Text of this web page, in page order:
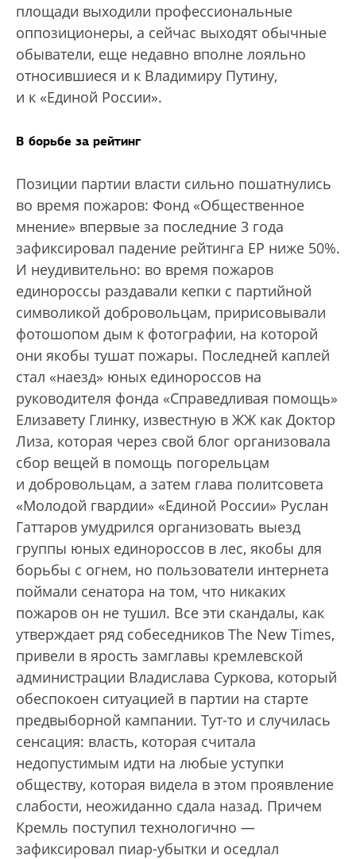
площади выходили профессиональные
оппозиционеры, а сейчас выходят обычные
обыватели, еще недавно вполне лояльно
относившиеся и к Владимиру Путину,
и к «Единой России».
В борьбе за рейтинг
Позиции партии власти сильно пошатнулись
во время пожаров: Фонд «Общественное
мнение» впервые за последние 3 года
зафиксировал падение рейтинга ЕР ниже 50%.
И неудивительно: во время пожаров
единороссы раздавали кепки с партийной
символикой добровольцам, пририсовывали
фотошопом дым к фотографии, на которой
они якобы тушат пожары. Последней каплей
стал «наезд» юных единороссов на
руководителя фонда «Справедливая помощь»
Елизавету Глинку, известную в ЖЖ как Доктор
Лиза, которая через свой блог организовала
сбор вещей в помощь погорельцам
и добровольцам, а затем глава политсовета
«Молодой гвардии» «Единой России» Руслан
Гаттаров умудрился организовать выезд
группы юных единороссов в лес, якобы для
борьбы с огнем, но пользователи интернета
поймали сенатора на том, что никаких
пожаров он не тушил. Все эти скандалы, как
утверждает ряд собеседников The New Times,
привели в ярость замглавы кремлевской
администрации Владислава Суркова, который
обеспокоен ситуацией в партии на старте
предвыборной кампании. Тут-то и случилась
сенсация: власть, которая считала
недопустимым идти на любые уступки
обществу, которая видела в этом проявление
слабости, неожиданно сдала назад. Причем
Кремль поступил технологично —
зафиксировал пиар-убытки и оседлал